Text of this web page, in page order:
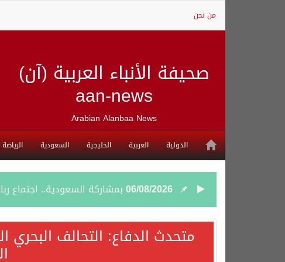
من نحن
صحيفة الأنباء العربية (آن)
aan-news
Arabian Alanbaa News
الدولية العربية الخليجية السعودية الرياضة
06/08/2026 بمشاركة السعودية.. اجتماع
05/08/2026وزير الخارجية السعودي:
متحدث الدفاع: التحالف